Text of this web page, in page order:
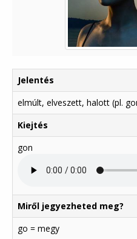
Jelentés
elmúlt, elveszett, halott (pl.
Kiejtés
gon
Miről jegyezheted meg?
go = megy